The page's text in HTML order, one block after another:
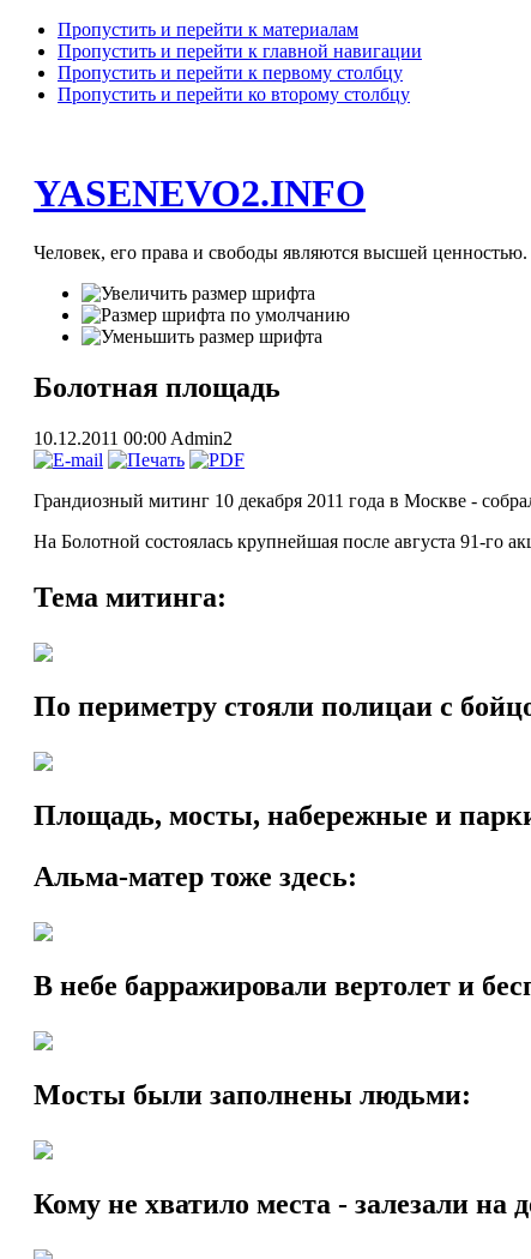
Пропустить и перейти к материалам
Пропустить и перейти к главной навигации
Пропустить и перейти к первому столбцу
Пропустить и перейти ко второму столбцу
YASENEVO2.INFO
Человек, его права и свободы являются высшей
Болотная площадь
10.12.2011 00:00 Admin2
Грандиозный митинг 10 декабря 2011 года в Москве -
На Болотной состоялась крупнейшая после августа 91-го
Тема митинга:
По периметру стояли полицаи с
Площадь, мосты, набережные и
Альма-матер тоже здесь:
В небе барражировали вертолет и
Мосты были заполнены людьми:
Кому не хватило места - залезали на